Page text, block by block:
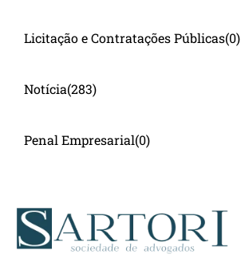
Licitação e Contratações Públicas(0)
Notícia(283)
Penal Empresarial(0)